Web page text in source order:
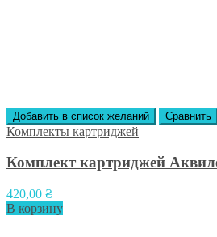
Добавить в список желаний Сравнить
Комплекты картриджей
Комплект картриджей
420,00 ₴
В корзину